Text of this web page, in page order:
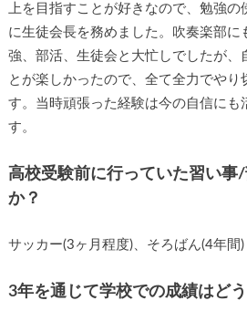
上を目指すことが好きなので、勉強
に生徒会長を務めました。吹奏楽部に
強、部活、生徒会と大忙しでしたが、
とが楽しかったので、全て全力でやり
す。当時頑張った経験は今の自信にも
す。
高校受験前に行っていた習い事
か？
サッカー(3ヶ月程度)、そろばん(4年間)
3年を通じて学校での成績はど